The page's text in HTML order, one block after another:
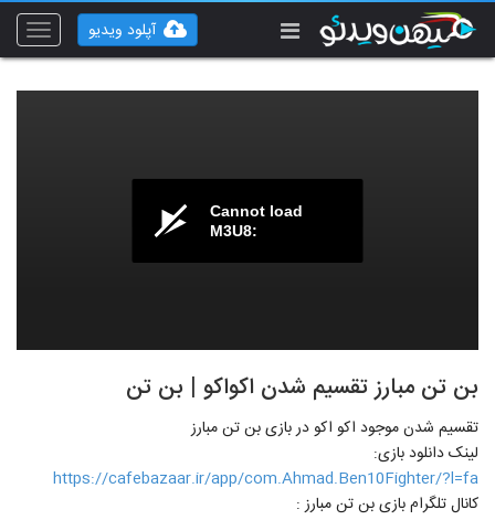
Toggle
آپلود ویدیو
Cannot load
M3U8:
بن تن مبارز تقسیم شدن اکواکو | بن تن
تقسیم شدن موجود اکو اکو در بازی بن تن مبارز
لینک دانلود بازی:
https://cafebazaar.ir/app/com.Ahmad.Ben10Fighter/?l=fa
کانال تلگرام بازی بن تن مبارز :